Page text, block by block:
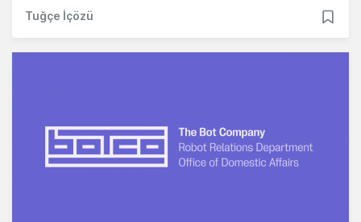
Tuğçe İçözü